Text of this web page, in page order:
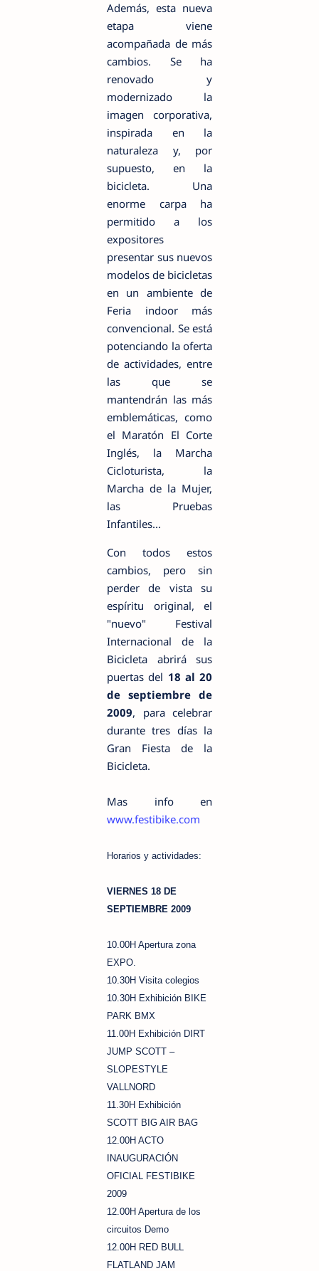
Además, esta nueva
etapa viene
acompañada de más
cambios. Se ha
renovado y
modernizado la
imagen corporativa,
inspirada en la
naturaleza y, por
supuesto, en la
bicicleta. Una
enorme carpa ha
permitido a los
expositores
presentar sus nuevos
modelos de bicicletas
en un ambiente de
Feria indoor más
convencional. Se está
potenciando la oferta
de actividades, entre
las que se
mantendrán las más
emblemáticas, como
el Maratón El Corte
Inglés, la Marcha
Cicloturista, la
Marcha de la Mujer,
las Pruebas
Infantiles...
Con todos estos
cambios, pero sin
perder de vista su
espíritu original, el
"nuevo" Festival
Internacional de la
Bicicleta abrirá sus
puertas del 18 al 20
de septiembre de
2009, para celebrar
durante tres días la
Gran Fiesta de la
Bicicleta.
Mas info en
www.festibike.com
Horarios y actividades:
VIERNES 18 DE
SEPTIEMBRE 2009
10.00H Apertura zona
EXPO.
10.30H Visita colegios
10.30H Exhibición BIKE
PARK BMX
11.00H Exhibición DIRT
JUMP SCOTT –
SLOPESTYLE
VALLNORD
11.30H Exhibición
SCOTT BIG AIR BAG
12.00H ACTO
INAUGURACIÓN
OFICIAL FESTIBIKE
2009
12.00H Apertura de los
circuitos Demo
12.00H RED BULL
FLATLAND JAM